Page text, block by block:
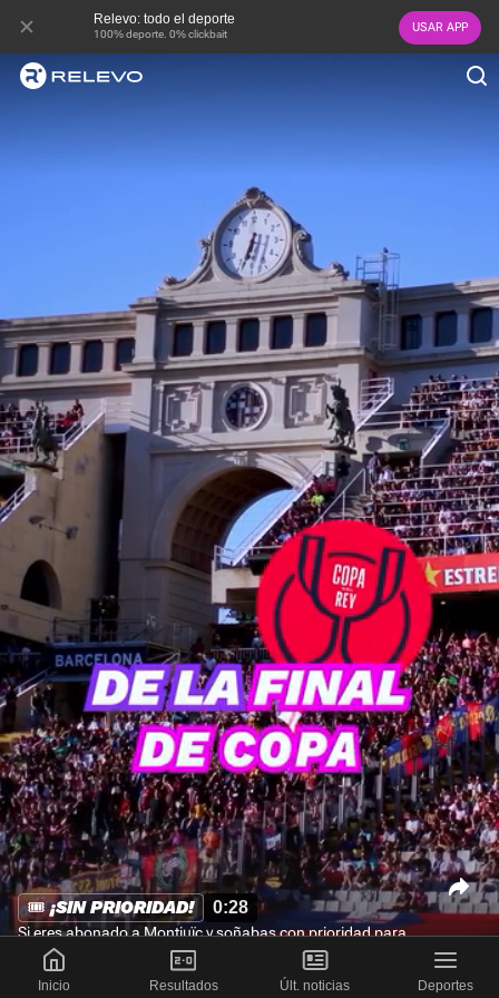
Relevo: todo el deporte
100% deporte. 0% clickbait USAR APP
🎟️ ¡SIN PRIORIDAD! 0:28
Si eres abonado a Montjuïc y soñabas con prioridad para
la final d
Inicio Resultados Últ. noticias Deportes